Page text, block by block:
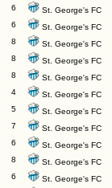
6
St. George's FC
6
St. George's FC
8
St. George's FC
8
St. George's FC
8
St. George's FC
4
St. George's FC
5
St. George's FC
7
St. George's FC
6
St. George's FC
8
St. George's FC
6
St. George's FC